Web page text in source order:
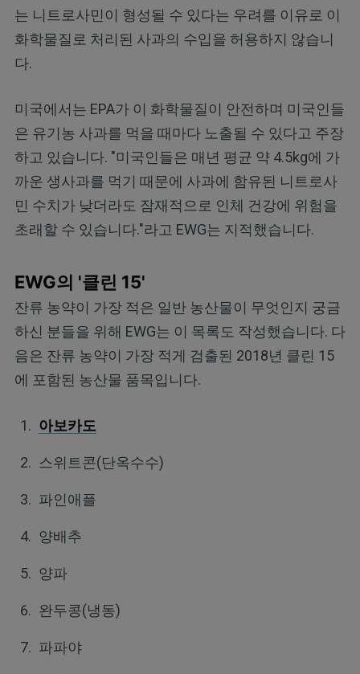
는 니트로사민이 형성될 수 있다는 우려를 이유로 이
화학물질로 처리된 사과의 수입을 허용하지 않습니
다.
미국에서는 EPA가 이 화학물질이 안전하며 미국인들
은 유기농 사과를 먹을 때마다 노출될 수 있다고 주장
하고 있습니다. "미국인들은 매년 평균 약 4.5kg에 가
까운 생사과를 먹기 때문에 사과에 함유된 니트로사
민 수치가 낮더라도 잠재적으로 인체 건강에 위험을
초래할 수 있습니다."라고 EWG는 지적했습니다.
EWG의 '클린 15'
잔류 농약이 가장 적은 일반 농산물이 무엇인지 궁금
하신 분들을 위해 EWG는 이 목록도 작성했습니다. 다
음은 잔류 농약이 가장 적게 검출된 2018년 클린 15
에 포함된 농산물 품목입니다.
아보카도
스위트콘(단옥수수)
파인애플
양배추
양파
완두콩(냉동)
파파야